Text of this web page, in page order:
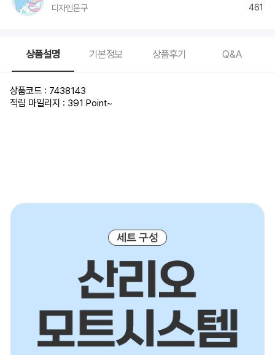
디자인문구 461
상품설명 기본정보 상품후기 Q&A
상품코드 : 7438143
적립 마일리지 : 391 Point~